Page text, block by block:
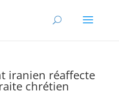
iranien réaffecte
chrétien